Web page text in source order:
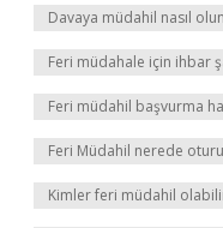
Davaya müdahil nasıl
Feri müdahale için ihbar
Feri müdahil başvurma
Feri Müdahil nerede
Kimler feri müdahil